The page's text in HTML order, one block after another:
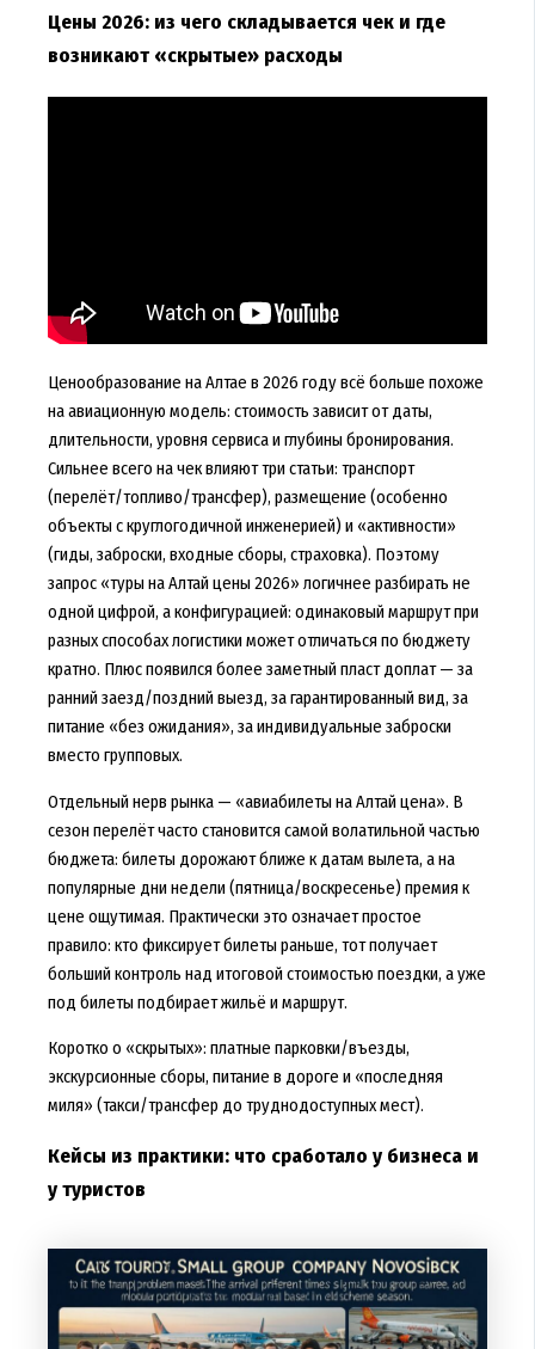
Цены 2026: из чего складывается чек и где
возникают «скрытые» расходы
Ценообразование на Алтае в 2026 году всё больше похоже
на авиационную модель: стоимость зависит от даты,
длительности, уровня сервиса и глубины бронирования.
Сильнее всего на чек влияют три статьи: транспорт
(перелёт/топливо/трансфер), размещение (особенно
объекты с круглогодичной инженерией) и «активности»
(гиды, заброски, входные сборы, страховка). Поэтому
запрос «туры на Алтай цены 2026» логичнее разбирать не
одной цифрой, а конфигурацией: одинаковый маршрут при
разных способах логистики может отличаться по бюджету
кратно. Плюс появился более заметный пласт доплат — за
ранний заезд/поздний выезд, за гарантированный вид, за
питание «без ожидания», за индивидуальные заброски
вместо групповых.
Отдельный нерв рынка — «авиабилеты на Алтай цена». В
сезон перелёт часто становится самой волатильной частью
бюджета: билеты дорожают ближе к датам вылета, а на
популярные дни недели (пятница/воскресенье) премия к
цене ощутимая. Практически это означает простое
правило: кто фиксирует билеты раньше, тот получает
больший контроль над итоговой стоимостью поездки, а уже
под билеты подбирает жильё и маршрут.
Коротко о «скрытых»: платные парковки/въезды,
экскурсионные сборы, питание в дороге и «последняя
миля» (такси/трансфер до труднодоступных мест).
Кейсы из практики: что сработало у бизнеса и
у туристов